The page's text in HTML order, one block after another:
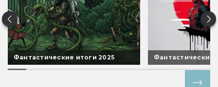
Фантастические итоги 2025 Фантастические